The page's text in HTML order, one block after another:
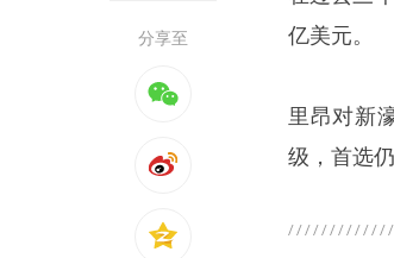
分享至
亿美元。
里昂对新
级，首选